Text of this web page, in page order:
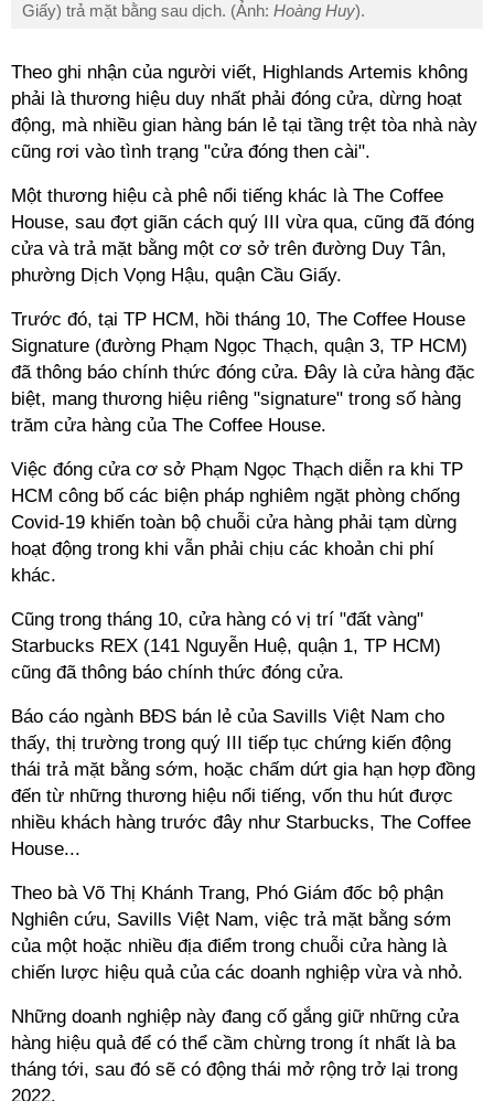
Giấy) trả mặt bằng sau dịch. (Ảnh: Hoàng Huy).
Theo ghi nhận của người viết, Highlands Artemis không
phải là thương hiệu duy nhất phải đóng cửa, dừng hoạt
động, mà nhiều gian hàng bán lẻ tại tầng trệt tòa nhà này
cũng rơi vào tình trạng "cửa đóng then cài".
Một thương hiệu cà phê nổi tiếng khác là The Coffee
House, sau đợt giãn cách quý III vừa qua, cũng đã đóng
cửa và trả mặt bằng một cơ sở trên đường Duy Tân,
phường Dịch Vọng Hậu, quận Cầu Giấy.
Trước đó, tại TP HCM, hồi tháng 10, The Coffee House
Signature (đường Phạm Ngọc Thạch, quận 3, TP HCM)
đã thông báo chính thức đóng cửa. Đây là cửa hàng đặc
biệt, mang thương hiệu riêng "signature" trong số hàng
trăm cửa hàng của The Coffee House.
Việc đóng cửa cơ sở Phạm Ngọc Thạch diễn ra khi TP
HCM công bố các biện pháp nghiêm ngặt phòng chống
Covid-19 khiến toàn bộ chuỗi cửa hàng phải tạm dừng
hoạt động trong khi vẫn phải chịu các khoản chi phí
khác.
Cũng trong tháng 10, cửa hàng có vị trí "đất vàng"
Starbucks REX (141 Nguyễn Huệ, quận 1, TP HCM)
cũng đã thông báo chính thức đóng cửa.
Báo cáo ngành BĐS bán lẻ của Savills Việt Nam cho
thấy, thị trường trong quý III tiếp tục chứng kiến động
thái trả mặt bằng sớm, hoặc chấm dứt gia hạn hợp đồng
đến từ những thương hiệu nổi tiếng, vốn thu hút được
nhiều khách hàng trước đây như Starbucks, The Coffee
House...
Theo bà Võ Thị Khánh Trang, Phó Giám đốc bộ phận
Nghiên cứu, Savills Việt Nam, việc trả mặt bằng sớm
của một hoặc nhiều địa điểm trong chuỗi cửa hàng là
chiến lược hiệu quả của các doanh nghiệp vừa và nhỏ.
Những doanh nghiệp này đang cố gắng giữ những cửa
hàng hiệu quả để có thể cầm chừng trong ít nhất là ba
tháng tới, sau đó sẽ có động thái mở rộng trở lại trong
2022.